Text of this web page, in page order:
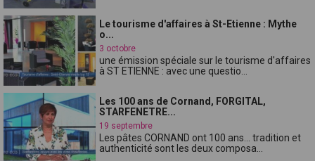
Le tourisme d'affaires à St-Etienne : Mythe
o...
3 octobre
une émission spéciale sur le tourisme d'affaires
à ST ETIENNE : avec une questio...
Les 100 ans de Cornand, FORGITAL,
STARFENETRE...
19 septembre
Les pâtes CORNAND ont 100 ans... tradition et
authenticité sont les deux composa...